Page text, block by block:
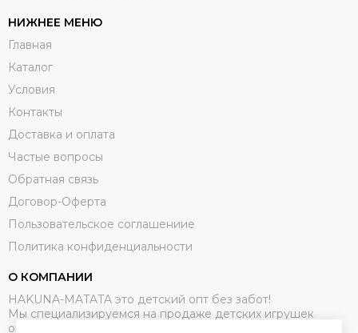
НИЖНЕЕ МЕНЮ
Главная
Каталог
Условия
Контакты
Доставка и оплата
Частые вопросы
Обратная связь
Договор-Оферта
Пользовательское соглашениие
Политика конфиденциальности
О КОМПАНИИ
HAKUNA-MATATA это детский опт без забот!
Мы специализируемся на продаже детских игрушек
оптом.